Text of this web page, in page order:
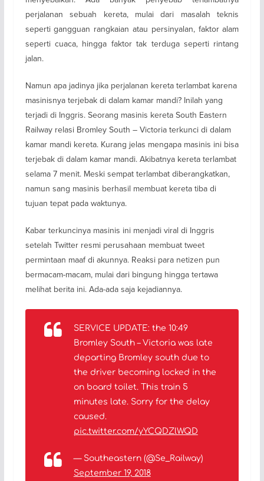
perjalanan sebuah kereta, mulai dari masalah teknis
seperti gangguan rangkaian atau persinyalan, faktor alam
seperti cuaca, hingga faktor tak terduga seperti rintang
jalan.
Namun apa jadinya jika perjalanan kereta terlambat karena
masinisnya terjebak di dalam kamar mandi? Inilah yang
terjadi di Inggris. Seorang masinis kereta South Eastern
Railway relasi Bromley South – Victoria terkunci di dalam
kamar mandi kereta. Kurang jelas mengapa masinis ini bisa
terjebak di dalam kamar mandi. Akibatnya kereta terlambat
selama 7 menit. Meski sempat terlambat diberangkatkan,
namun sang masinis berhasil membuat kereta tiba di
tujuan tepat pada waktunya.
Kabar terkuncinya masinis ini menjadi viral di Inggris
setelah Twitter resmi perusahaan membuat tweet
permintaan maaf di akunnya. Reaksi para netizen pun
bermacam-macam, mulai dari bingung hingga tertawa
melihat berita ini. Ada-ada saja kejadiannya.
SERVICE UPDATE: the 10:49
Bromley South – Victoria was late
departing Bromley south due to
the driver becoming locked in the
on board toilet. This train 5
minutes late. Sorry for the delay
caused.
pic.twitter.com/yYCQDZlWQD
— Southeastern (@Se_Railway)
September 19, 2018